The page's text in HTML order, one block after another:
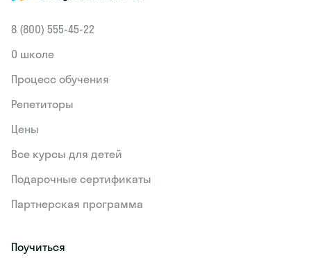
8 (800) 555‑45-22
О школе
Процесс обучения
Репетиторы
Цены
Все курсы для детей
Подарочные сертификаты
Партнерская программа
Поучиться